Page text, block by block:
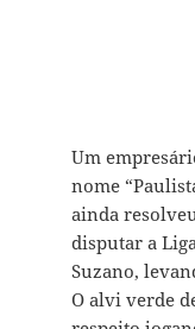
Um
nome
ainda
disputar a
Suzano,
O alvi verde